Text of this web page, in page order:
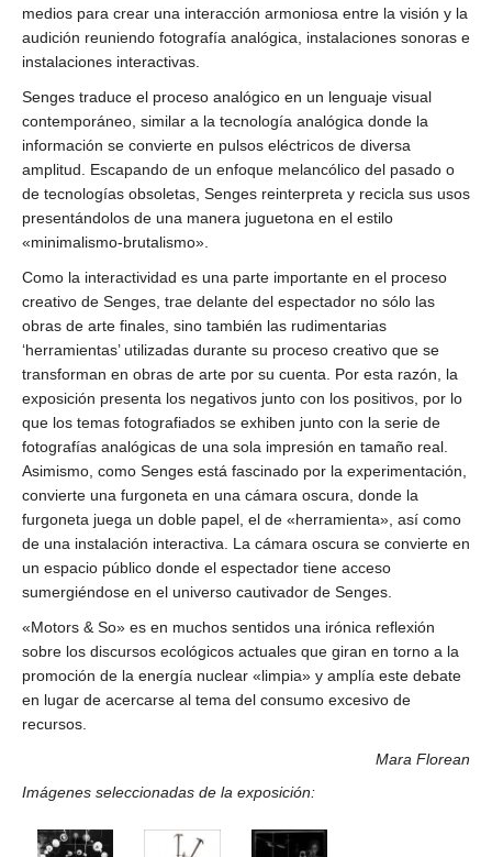
medios para crear una interacción armoniosa entre la visión y la
audición reuniendo fotografía analógica, instalaciones sonoras e
instalaciones interactivas.
Senges traduce el proceso analógico en un lenguaje visual
contemporáneo, similar a la tecnología analógica donde la
información se convierte en pulsos eléctricos de diversa
amplitud. Escapando de un enfoque melancólico del pasado o
de tecnologías obsoletas, Senges reinterpreta y recicla sus usos
presentándolos de una manera juguetona en el estilo
«minimalismo-brutalismo».
Como la interactividad es una parte importante en el proceso
creativo de Senges, trae delante del espectador no sólo las
obras de arte finales, sino también las rudimentarias
‘herramientas’ utilizadas durante su proceso creativo que se
transforman en obras de arte por su cuenta. Por esta razón, la
exposición presenta los negativos junto con los positivos, por lo
que los temas fotografiados se exhiben junto con la serie de
fotografías analógicas de una sola impresión en tamaño real.
Asimismo, como Senges está fascinado por la experimentación,
convierte una furgoneta en una cámara oscura, donde la
furgoneta juega un doble papel, el de «herramienta», así como
de una instalación interactiva. La cámara oscura se convierte en
un espacio público donde el espectador tiene acceso
sumergiéndose en el universo cautivador de Senges.
«Motors & So» es en muchos sentidos una irónica reflexión
sobre los discursos ecológicos actuales que giran en torno a la
promoción de la energía nuclear «limpia» y amplía este debate
en lugar de acercarse al tema del consumo excesivo de
recursos.
Mara Florean
Imágenes seleccionadas de la exposición: